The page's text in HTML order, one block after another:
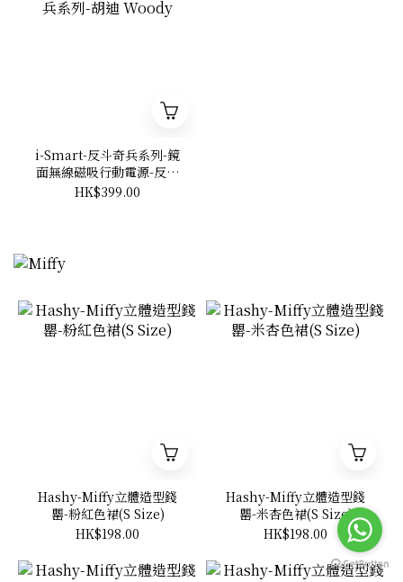
i-Smart-反斗奇兵系列-鏡
面無線磁吸行動電源-反斗
奇兵系列-胡迪 Woody
HK$399.00
Hashy-Miffy立體造型錢
罌-粉紅色裙(S Size)
HK$198.00
Hashy-Miffy立體造型錢
罌-米杏色裙(S Size)
HK$198.00